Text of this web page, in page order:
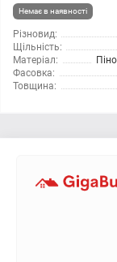
Немає в наявності
Різновид:
Щільність:
Матеріал:
Фасовка:
Товщина: